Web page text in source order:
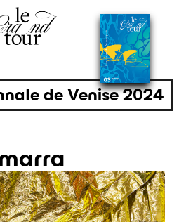
de Venise 2024